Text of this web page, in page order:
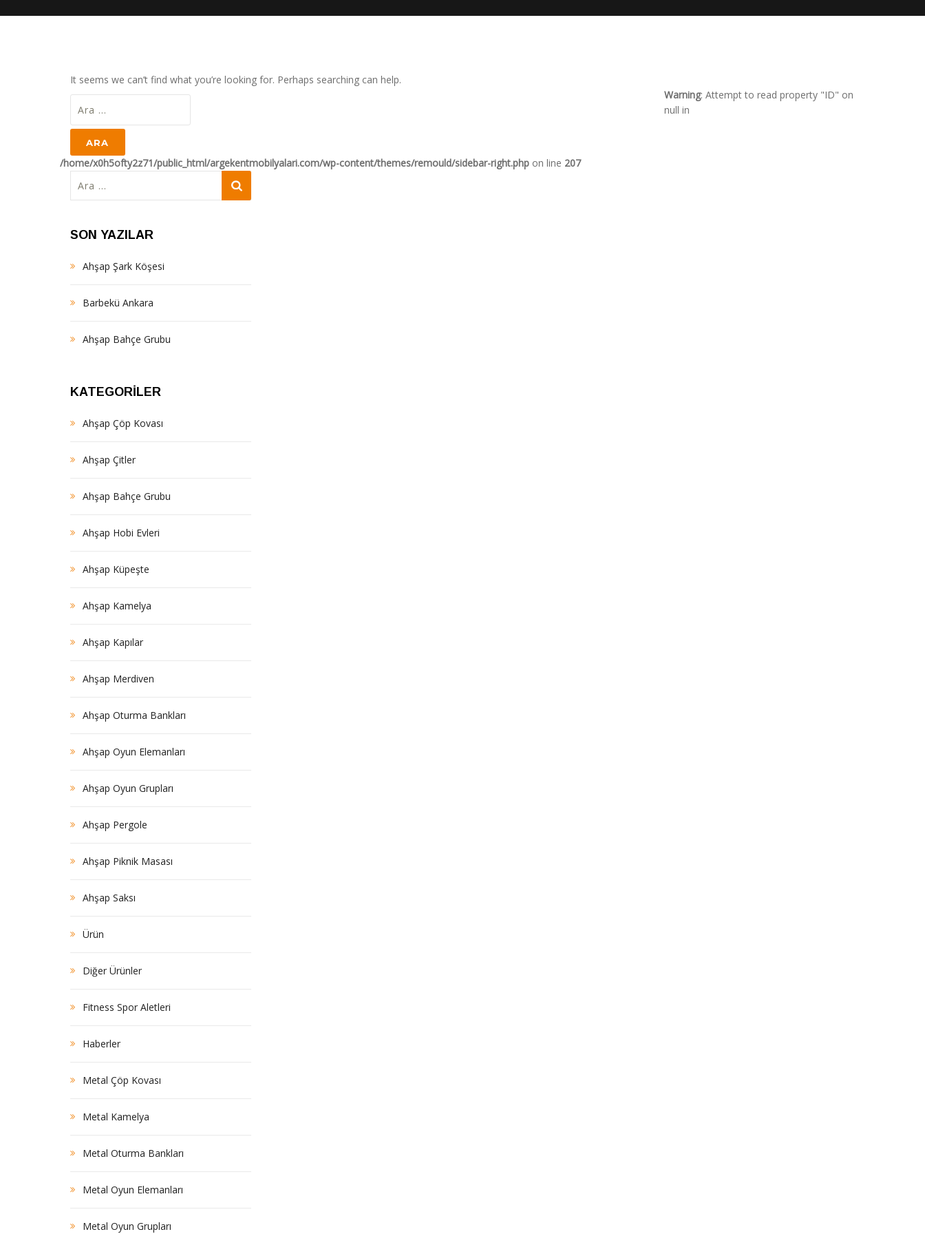
It seems we can’t find what you’re looking for. Perhaps searching can help.
Warning: Attempt to read property "ID" on
null in
/home/x0h5ofty2z71/public_html/argekentmobilyalari.com/wp-content/themes/remould/sidebar-right.php on line 207
SON YAZILAR
Ahşap Şark Köşesi
Barbekü Ankara
Ahşap Bahçe Grubu
KATEGORILER
Ahşap Çöp Kovası
Ahşap Çitler
Ahşap Bahçe Grubu
Ahşap Hobi Evleri
Ahşap Küpeşte
Ahşap Kamelya
Ahşap Kapılar
Ahşap Merdiven
Ahşap Oturma Bankları
Ahşap Oyun Elemanları
Ahşap Oyun Grupları
Ahşap Pergole
Ahşap Piknik Masası
Ahşap Saksı
Ürün
Diğer Ürünler
Fitness Spor Aletleri
Haberler
Metal Çöp Kovası
Metal Kamelya
Metal Oturma Bankları
Metal Oyun Elemanları
Metal Oyun Grupları